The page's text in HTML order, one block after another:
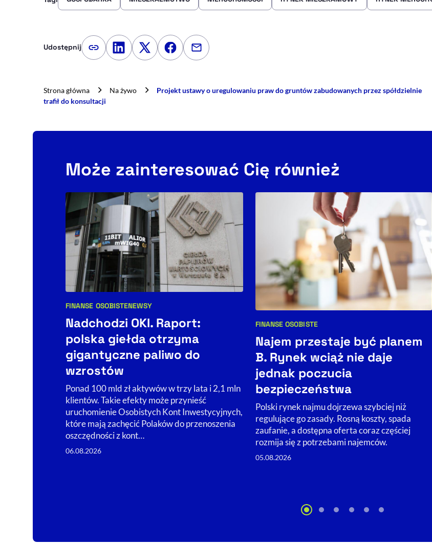
Udostępnij Kopiuj link artykułu
Udostępnij na LinkedIn
Udostępnij na Twitterze
Udostępnij na Facebooku
Udostępnij przez e-mail
Strona główna Na żywo
Projekt ustawy o uregulowaniu praw do gruntów zabudowanych przez spółdzielnie
trafił do konsultacji
Może zainteresować Cię również
Kategorie artykułu:
FINANSE OSOBISTENEWSY
Nadchodzi OKI. Raport:
polska giełda otrzyma
gigantyczne paliwo do
wzrostów
Ponad 100 mld zł aktywów w trzy lata i 2,1 mln
klientów. Takie efekty może przynieść
uruchomienie Osobistych Kont Inwestycyjnych,
które mają zachęcić Polaków do przenoszenia
oszczędności z kont…
06.08.2026
Kategorie artykułu:
FINANSE OSOBISTE
Najem przestaje być planem
B. Rynek wciąż nie daje
jednak poczucia
bezpieczeństwa
Polski rynek najmu dojrzewa szybciej niż
regulujące go zasady. Rosną koszty, spada
zaufanie, a dostępna oferta coraz częściej
rozmija się z potrzebami najemców.
05.08.2026